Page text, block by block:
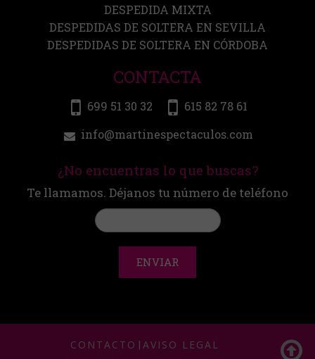
DESPEDIDA MIXTA
DESPEDIDAS DE SOLTERA EN SEVILLA
DESPEDIDAS DE SOLTERA EN CÓRDOBA
CONTACTA
699 51 30 32
615 82 78 61
info@martinespectaculos.com
¿No encuentras lo que buscas?
Te llamamos. Déjanos tu número de teléfono
ENVIAR
CONTACTO | AVISO LEGAL